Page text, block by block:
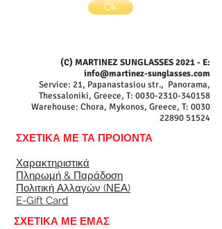
Ok
(C) MARTINEZ SUNGLASSES 2021 - E:
info@martinez-sunglasses.com
Service: 21, Papanastasiou str., Panorama,
Thessaloniki, Greece, T: 0030-2310-340158
Warehouse: Chora, Mykonos, Greece, T: 0030
22890 51524
ΣΧΕΤΙΚΑ ΜΕ ΤΑ ΠΡΟΙΟΝΤΑ
Χαρακτηριστικά
Πληρωμή & Παράδοση
Πολιτική Αλλαγών (ΝΕΑ)
E-Gift Card
ΣΧΕΤΙΚΑ ΜΕ ΕΜΑΣ